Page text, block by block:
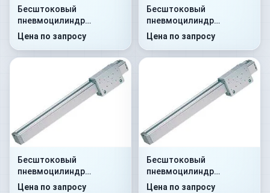
Бесштоковый
пневмоцилиндр
52M2P25A0125
Цена по запросу
Бесштоковый
пневмоцилиндр
52M2P25A0130
Цена по запросу
Бесштоковый
пневмоцилиндр
52M2P25A0150
Цена по запросу
Бесштоковый
пневмоцилиндр
52M2P25A0160
Цена по запросу